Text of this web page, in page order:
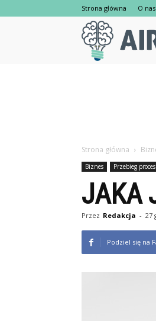
Strona główna O nas
Strona główna
Biznes Przebieg
JAKA
Przez Redakcja - 27
Podziel się na